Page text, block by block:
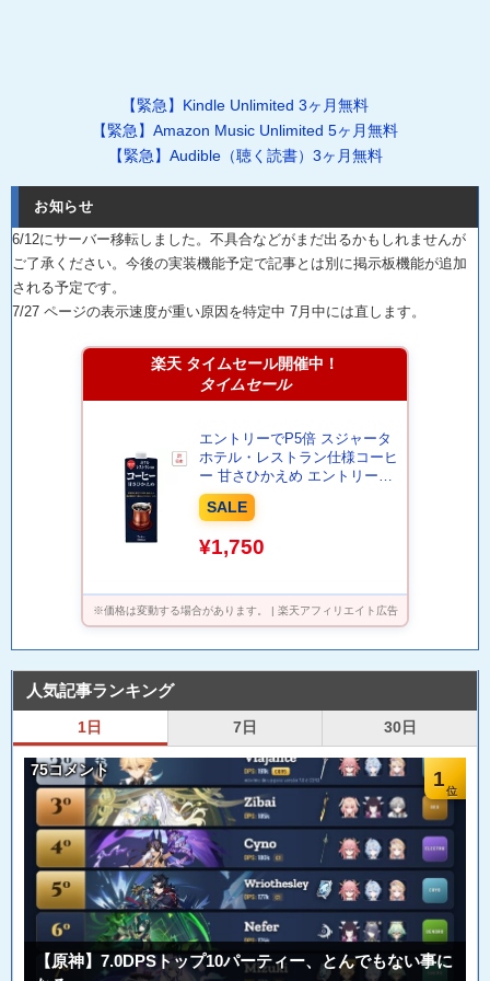
【緊急】Kindle Unlimited 3ヶ月無料
【緊急】Amazon Music Unlimited 5ヶ月無料
【緊急】Audible（聴く読書）3ヶ月無料
お知らせ
6/12にサーバー移転しました。不具合などがまだ出るかもしれませんが
ご了承ください。今後の実装機能予定で記事とは別に掲示板機能が追加
される予定です。
7/27 ページの表示速度が重い原因を特定中 7月中には直します。
楽天 タイムセール開催中！
タイムセール
エントリーでP5倍 スジャータ
ホテル・レストラン仕様コーヒ
ー 甘さひかえめ エントリーで
ポイント5倍（8月11日01：59
迄）
SALE
¥1,750
※価格は変動する場合があります。 | 楽天アフィリエイト広告
人気記事ランキング
1日 7日 30日
1
75コメント
【原神】7.0DPSトップ10パーティー、とんでもない事に